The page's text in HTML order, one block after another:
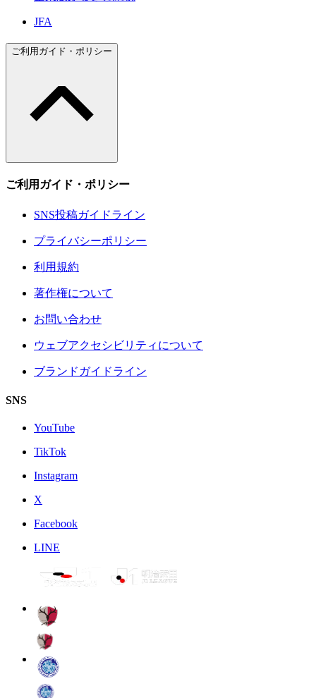
JFA
ご利用ガイド・ポリシー
ご利用ガイド・ポリシー
SNS投稿ガイドライン
プライバシーポリシー
利用規約
著作権について
お問い合わせ
ウェブアクセシビリティについて
ブランドガイドライン
SNS
YouTube
TikTok
Instagram
X
Facebook
LINE